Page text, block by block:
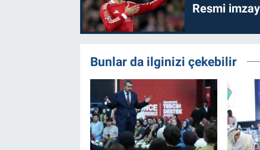
Resmi
Bunlar da ilginizi çekebilir